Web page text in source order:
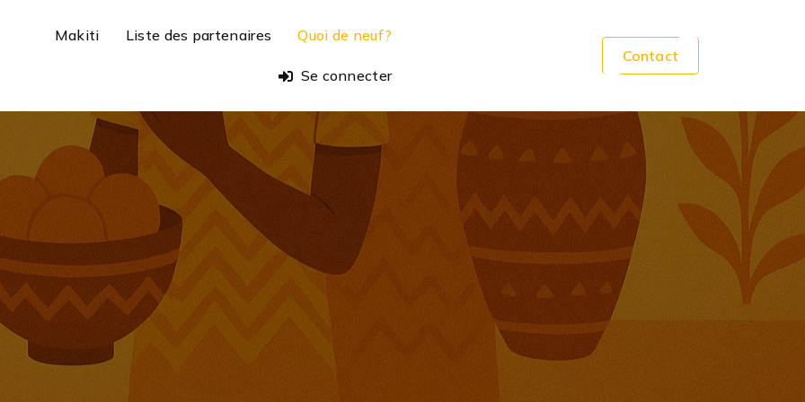
Makiti Liste des partenaires Quoi de neuf?
Se connecter
Contact